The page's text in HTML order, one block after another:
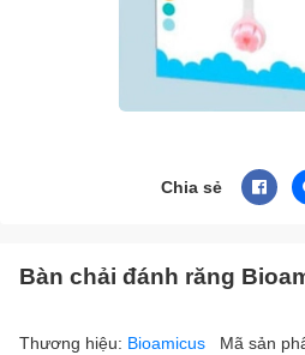
Chia sẻ
Bàn chải đánh răng
Thương hiệu: Bioamicus Mã sản